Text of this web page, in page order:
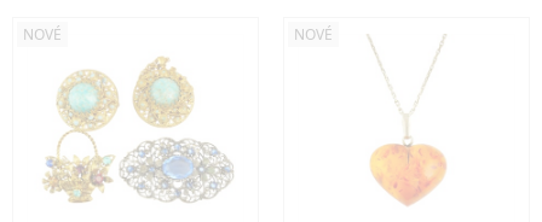
NOVÉ NOVÉ